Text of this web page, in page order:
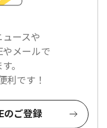
ースや
やメールで
。
利です！
のご登録